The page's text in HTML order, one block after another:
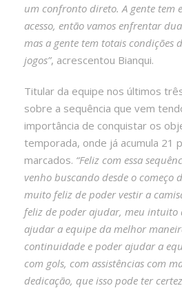
um confronto direto. A gente tem
acesso, então vamos enfrentar
mas a gente tem totais condições
jogos”, acrescentou Bianqui.
Titular da equipe nos últimos
sobre a sequência que vem
importância de conquistar os
temporada, onde já acumula 21
marcados. “Feliz com essa
venho buscando desde o começo
muito feliz de poder vestir a
feliz de poder ajudar, meu intuito
ajudar a equipe da melhor
continuidade e poder ajudar a
com gols, com assistências com
dedicação, que isso pode ter